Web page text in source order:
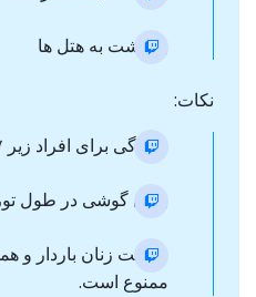
بازگشت به هتل ها
نکات:
رانندگی برای افراد زیر ۱۷سال ممنوع است.
بردن گوشی در طول
شرکت زنان باردار و
ممنوع است.